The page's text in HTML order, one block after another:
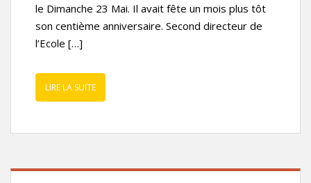
le Dimanche 23 Mai. Il avait fête un mois plus tôt
son centième anniversaire. Second directeur de
l’Ecole […]
LIRE LA SUITE